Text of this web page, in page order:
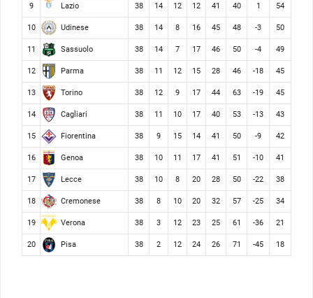
9 Lazio 38 14 12 12 41 40 1 54
10 Udinese 38 14 8 16 45 48 -3 50
11 Sassuolo 38 14 7 17 46 50 -4 49
12 Parma 38 11 12 15 28 46 -18 45
13 Torino 38 12 9 17 44 63 -19 45
14 Cagliari 38 11 10 17 40 53 -13 43
15 Fiorentina 38 9 15 14 41 50 -9 42
16 Genoa 38 10 11 17 41 51 -10 41
17 Lecce 38 10 8 20 28 50 -22 38
18 Cremonese 38 8 10 20 32 57 -25 34
19 Verona 38 3 12 23 25 61 -36 21
20 Pisa 38 2 12 24 26 71 -45 18